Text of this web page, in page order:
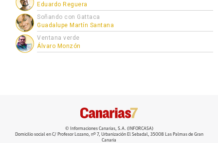
Eduardo Reguera
Soñando con Gattaca
Guadalupe Martín Santana
Ventana verde
Álvaro Monzón
© Informaciones Canarias, S.A. (INFORCASA)
Domicilio social en C/ Profesor Lozano, nº 7, Urbanización El Sebadal, 35008 Las Palmas de Gran
Canaria